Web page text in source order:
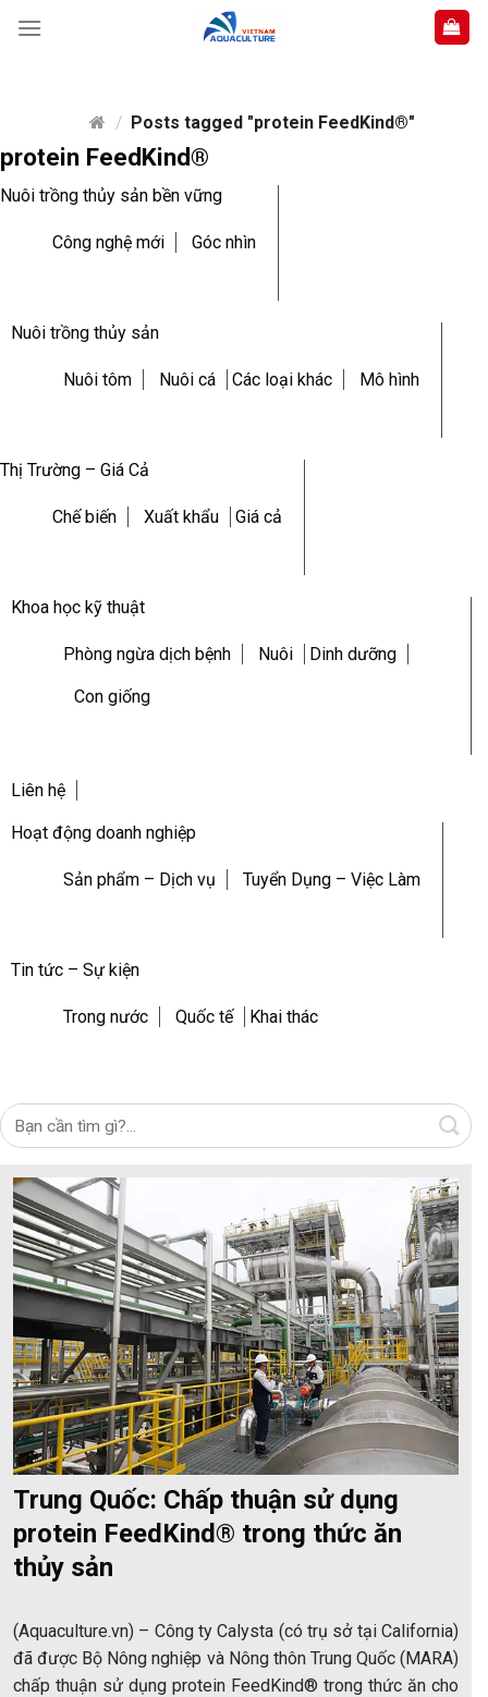
/ Posts tagged "protein FeedKind®"
protein FeedKind®
Nuôi trồng thủy sản bền vững
Công nghệ mới Góc nhìn
Nuôi trồng thủy sản
Nuôi tôm Nuôi cá Các loại khác Mô hình
Thị Trường – Giá Cả
Chế biến Xuất khẩu Giá cả
Khoa học kỹ thuật
Phòng ngừa dịch bệnh Nuôi Dinh dưỡng
Con giống
Liên hệ
Hoạt động doanh nghiệp
Sản phẩm – Dịch vụ Tuyển Dụng – Việc Làm
Tin tức – Sự kiện
Trong nước Quốc tế Khai thác
Trung Quốc: Chấp thuận sử dụng
protein FeedKind® trong thức ăn
thủy sản
(Aquaculture.vn) – Công ty Calysta (có trụ sở tại California)
đã được Bộ Nông nghiệp và Nông thôn Trung Quốc (MARA)
chấp thuận sử dụng protein FeedKind® trong thức ăn cho